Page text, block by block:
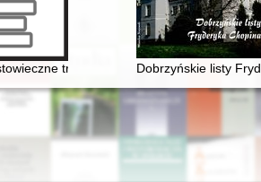
transkrypcje utworów Fryderyka
Dobrzyńskie listy